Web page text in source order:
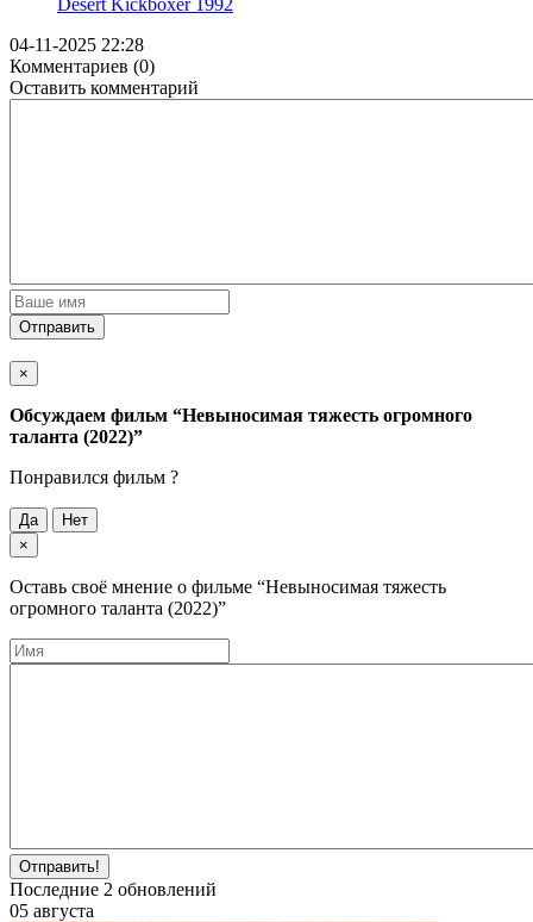
04-11-2025 22:28
Комментариев (0)
Оставить комментарий
Отправить
×
Обсуждаем фильм “Невыносимая тяжесть огромного
таланта (2022)”
Понравился фильм ?
Да
Нет
×
Оставь своё мнение о фильме “Невыносимая тяжесть
огромного таланта (2022)”
Отправить!
Последние 2 обновлений
05 августа